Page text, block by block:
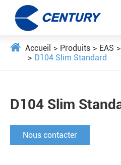
Accueil Produits EAS
D104 Slim Standard
D104 Slim
Nous contacter